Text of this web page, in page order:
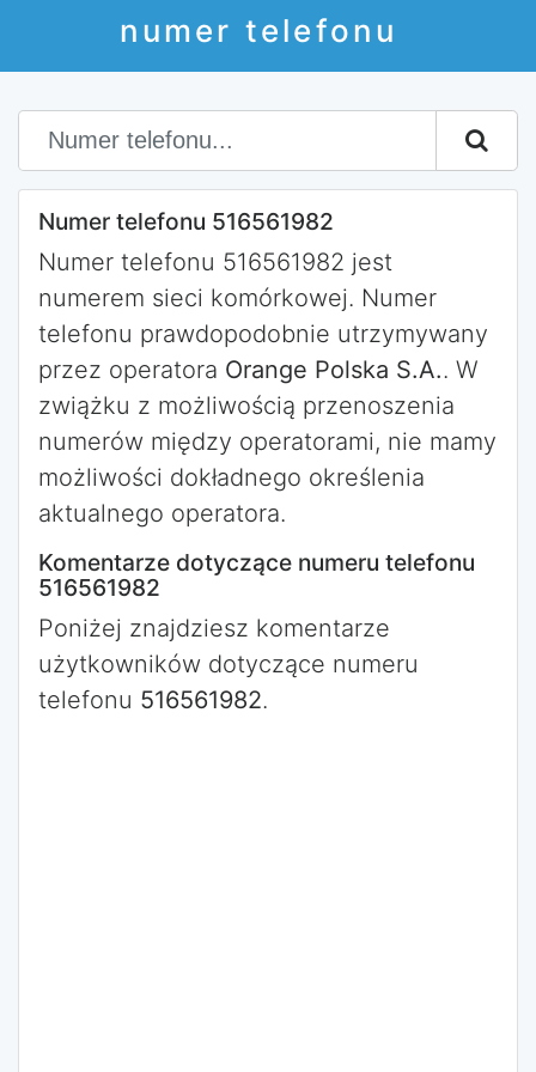
numer telefonu
Numer telefonu 516561982
Numer telefonu 516561982 jest
numerem sieci komórkowej. Numer
telefonu prawdopodobnie utrzymywany
przez operatora Orange Polska S.A.. W
zwiążku z możliwością przenoszenia
numerów między operatorami, nie mamy
możliwości dokładnego określenia
aktualnego operatora.
Komentarze dotyczące numeru telefonu
516561982
Poniżej znajdziesz komentarze
użytkowników dotyczące numeru
telefonu 516561982.